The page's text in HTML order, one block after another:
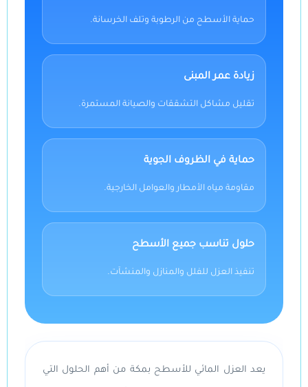
حماية الأسطح من الرطوبة وتلف الخرسانة.
زيادة عمر المبنى
تقليل مشاكل التشققات والصيانة المستمرة.
حماية في الظروف الجوية
مقاومة مياه الأمطار والعوامل الخارجية.
حلول تناسب جميع الأسطح
تنفيذ العزل للفلل والمنازل والمنشآت.
يعد العزل المائي للأسطح بمكة من أهم الحلول التي